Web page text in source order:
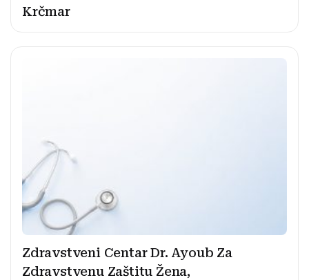
Krčmar
Zdravstveni Centar Dr. Ayoub Za
Zdravstvenu Zaštitu Žena,